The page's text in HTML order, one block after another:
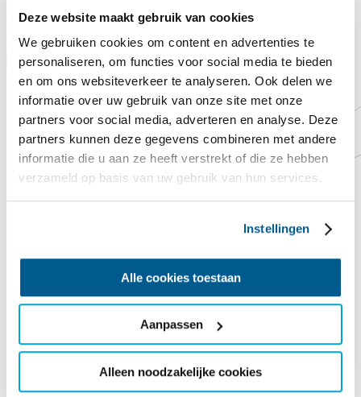
Deze website maakt gebruik van cookies
We gebruiken cookies om content en advertenties te
personaliseren, om functies voor social media te bieden
en om ons websiteverkeer te analyseren. Ook delen we
informatie over uw gebruik van onze site met onze
partners voor social media, adverteren en analyse. Deze
partners kunnen deze gegevens combineren met andere
informatie die u aan ze heeft verstrekt of die ze hebben
verzameld op basis van uw gebruik van hun services.
Instellingen
Alle cookies toestaan
Aanpassen
Alleen noodzakelijke cookies
Doneer hier Sluiten
Voorlezen
Translate
Home Blaasvaak
Blaasvaak